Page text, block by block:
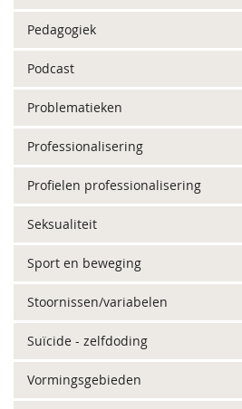
Pedagogiek
Podcast
Problematieken
Professionalisering
Profielen professionalisering
Seksualiteit
Sport en beweging
Stoornissen/variabelen
Suïcide - zelfdoding
Vormingsgebieden